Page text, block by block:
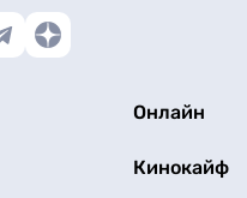
Онлайн
Кинокайф